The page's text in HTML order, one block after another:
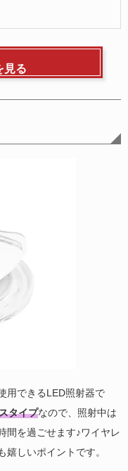
見る
用できるLED照射器で
タイプなので、照射中は
間を過ごせます♪ワイヤレ
嬉しいポイントです。